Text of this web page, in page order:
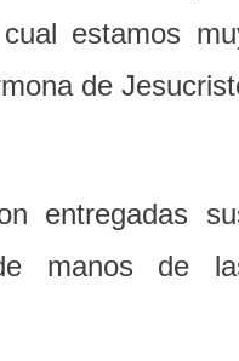
estamos
de
entregadas
manos de